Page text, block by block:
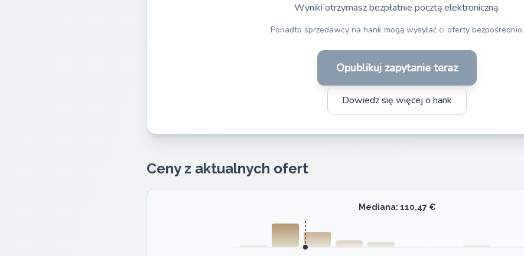
Wyniki otrzymasz bezpłatnie pocztą elektroniczną.
Ponadto sprzedawcy na hank mogą wysyłać ci oferty bezpośrednio.
Opublikuj zapytanie teraz
Dowiedz się więcej o hank
Ceny z aktualnych ofert
Mediana: 110,47 €